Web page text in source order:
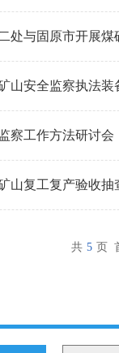
处与固原市开展
山安全监察执法装
察工作方法研讨会
山复工复产验收抽
共 5 页